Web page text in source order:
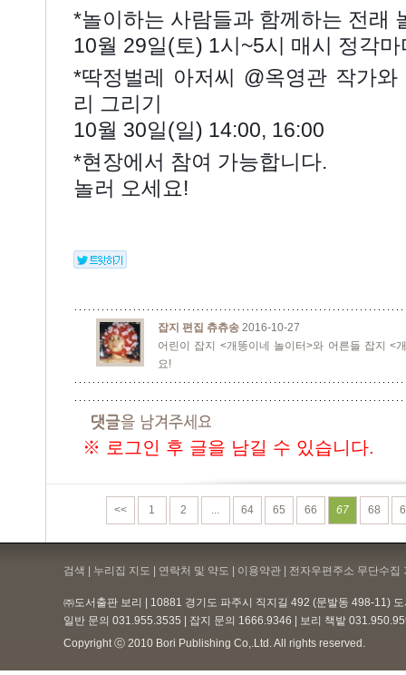
*놀이하는 사람들과 함께하는 전래
10월 29일(토) 1시~5시 매시 정각마
*딱정벌레 아저씨 @옥영관 작가
리 그리기
10월 30일(일) 14:00, 16:00
*현장에서 참여 가능합니다.
놀러 오세요!
잡지 편집 츄츄송 2016-10-27
어린이 잡지 <개똥이네 놀이터>와 어른들 잡지 <
요!
※ 로그인 후 글을 남길 수 있습니다.
<< 1 2 ... 64 65 66 67 68
검색 | 누리집 지도 | 연락처 및 약도 | 이용약관 | 전자우편주소 무단수집
㈜도서출판 보리 | 10881 경기도 파주시 직지길 492 (문발동 498-11)
일반 문의 031.955.3535 | 잡지 문의 1666.9346 | 보리 책밭
Copyright ⓒ 2010 Bori Publishing Co,.Ltd. All rights reserved.